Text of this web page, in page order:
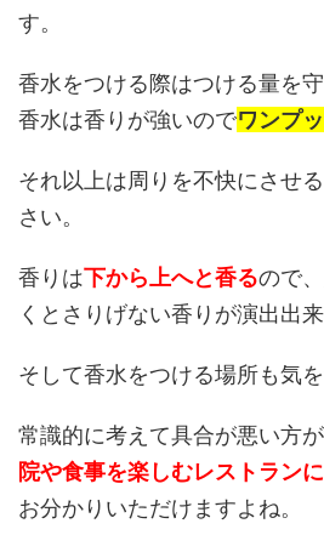
す。
香水をつける際はつける量を守
香水は香りが強いのでワンプ
それ以上は周りを不快にさせ
さい。
香りは下から上へと香るので
くとさりげない香りが演出出来
そして香水をつける場所も気を
常識的に考えて具合が悪い方
院や食事を楽しむレストラン
お分かりいただけますよね。